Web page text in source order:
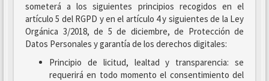
someterá a los siguientes principios recogidos en el
artículo 5 del RGPD y en el artículo 4 y siguientes de la Ley
Orgánica 3/2018, de 5 de diciembre, de Protección de
Datos Personales y garantía de los derechos digitales:
Principio de licitud, lealtad y transparencia: se
requerirá en todo momento el consentimiento del